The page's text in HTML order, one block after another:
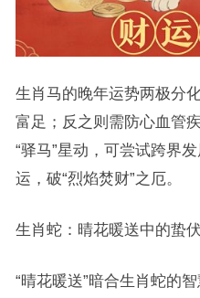
生肖马的晚年运势两极分
富足；反之则需防心血管
“驿马”星动，可尝试跨界
运，破“烈焰焚财”之厄。
生肖蛇：晴花暖送中的蛰
“晴花暖送”暗合生肖蛇的